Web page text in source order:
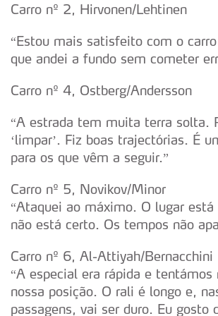
Carro nº 2, Hirvonen/Lehtinen
“Estou mais satisfeito com o
que andei a fundo sem cometer
Carro nº 4, Ostberg/Andersson
“A estrada tem muita terra solta.
‘limpar’. Fiz boas trajectórias. É
para os que vêm a seguir.”
Carro nº 5, Novikov/Minor
“Ataquei ao máximo. O lugar
não está certo. Os tempos não
Carro nº 6, Al-Attiyah/Bernacchini
“A especial era rápida e tentámos
nossa posição. O rali é longo e,
passagens, vai ser duro. Eu gosto